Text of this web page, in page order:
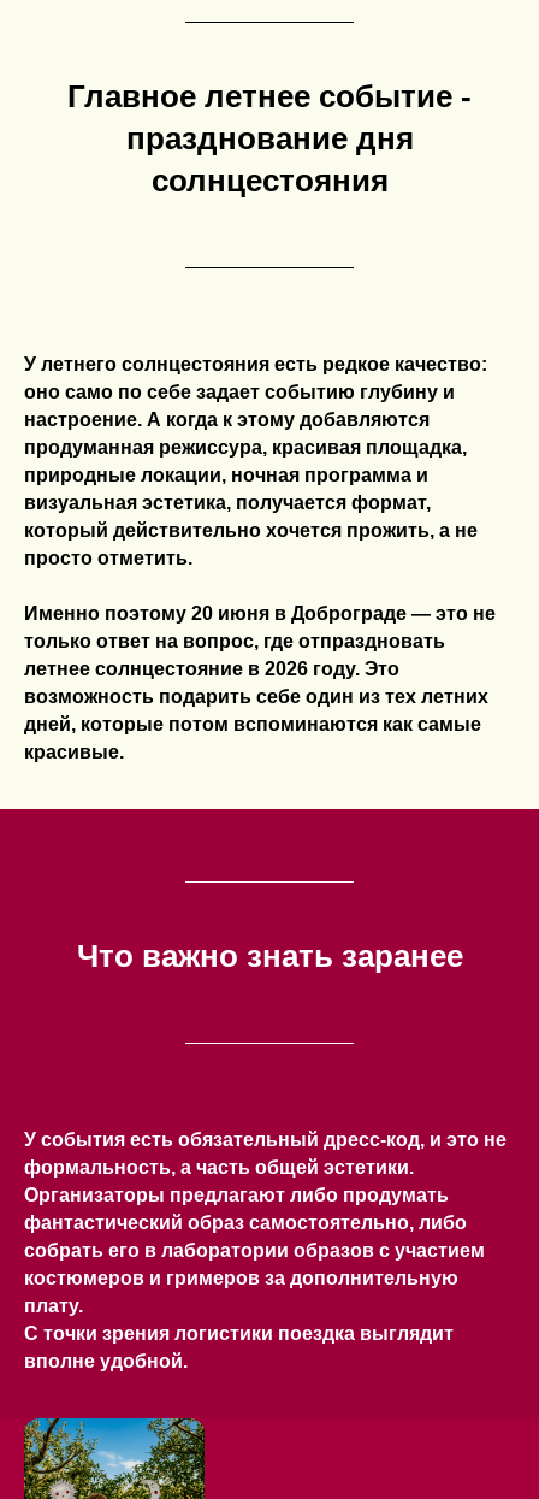
Главное летнее событие -
празднование дня
солнцестояния
У летнего солнцестояния есть редкое качество:
оно само по себе задает событию глубину и
настроение. А когда к этому добавляются
продуманная режиссура, красивая площадка,
природные локации, ночная программа и
визуальная эстетика, получается формат,
который действительно хочется прожить, а не
просто отметить.
Именно поэтому 20 июня в Доброграде — это не
только ответ на вопрос, где отпраздновать
летнее солнцестояние в 2026 году. Это
возможность подарить себе один из тех летних
дней, которые потом вспоминаются как самые
красивые.
Что важно знать заранее
У события есть обязательный дресс-код, и это не
формальность, а часть общей эстетики.
Организаторы предлагают либо продумать
фантастический образ самостоятельно, либо
собрать его в лаборатории образов с участием
костюмеров и гримеров за дополнительную
плату.
С точки зрения логистики поездка выглядит
вполне удобной.